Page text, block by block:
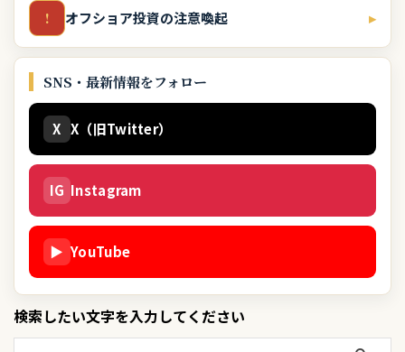
! オフショア投資の注意喚起 ▸
SNS・最新情報をフォロー
X X（旧Twitter）
IG Instagram
▶ YouTube
検索したい文字を入力してください